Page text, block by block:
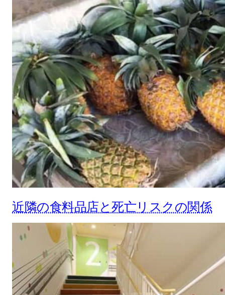
近隣の食料品店と死亡リスクの関係